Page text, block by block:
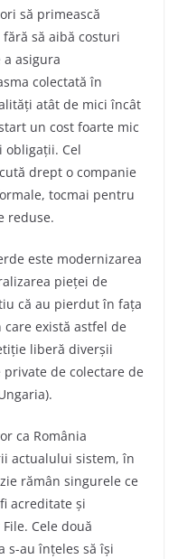
să primească
să aibă costuri
asigura
colectată în
atât de mici încât
un cost foarte mic
obligații. Cel
drept o companie
tocmai pentru
reduse.
este modernizarea
pieței de
că au pierdut în fața
există astfel de
liberă diverșii
de colectare de
ca România
actualului sistem, în
rămân singurele ce
acreditate și
Cele două
s-au înțeles să își